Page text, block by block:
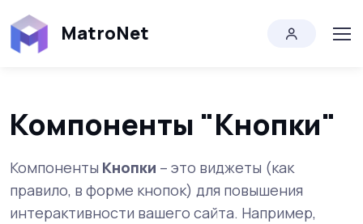
MatroNet
Компоненты "Кнопки"
Компоненты Кнопки – это виджеты (как
правило, в форме кнопок) для повышения
интерактивности вашего сайта. Например,